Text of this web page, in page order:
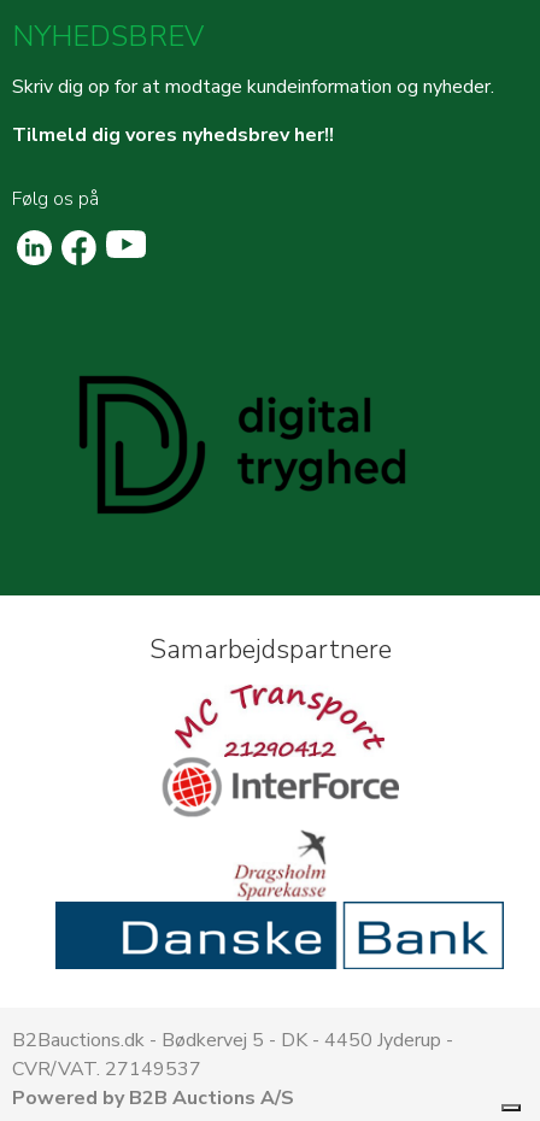
NYHEDSBREV
Skriv dig op for at modtage kundeinformation og nyheder.
Tilmeld dig vores nyhedsbrev her!!
Følg os på
Samarbejdspartnere
B2Bauctions.dk - Bødkervej 5 - DK - 4450 Jyderup -
CVR/VAT. 27149537
Powered by B2B Auctions A/S